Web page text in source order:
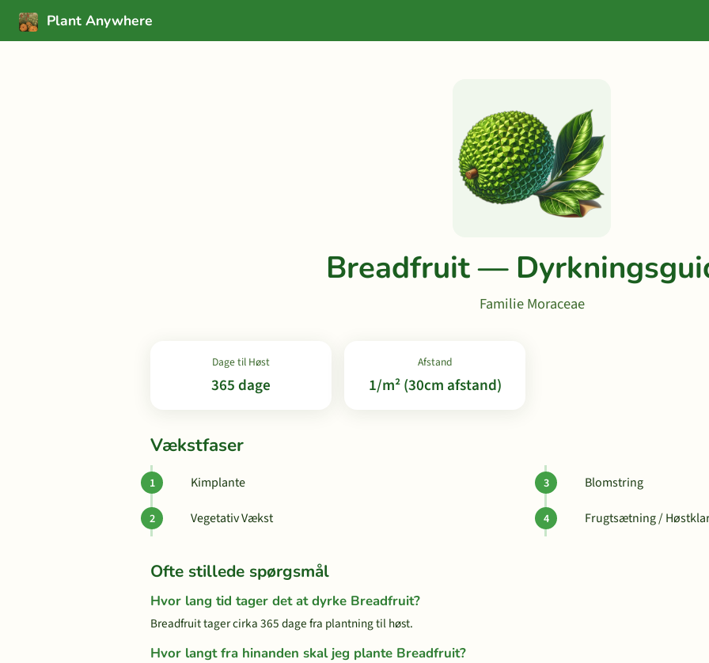
Plant Anywhere
Breadfruit —
Familie Moraceae
Dage til Høst
365 dage
Afstand
1/m² (30cm afstand)
Vækstfaser
Kimplante
Vegetativ Vækst
Blomstring
Frugtsætning /
Ofte stillede spørgsmål
Hvor lang tid tager det at dyrke Breadfruit?
Breadfruit tager cirka 365 dage fra plantning til høst.
Hvor langt fra hinanden skal jeg plante Breadfruit?